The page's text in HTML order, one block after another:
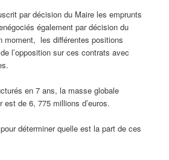
par décision du Maire les emprunts
également par décision du
moment, les différentes positions
l’opposition sur ces contrats avec
en 7 ans, la masse globale
est de 6, 775 millions d’euros.
déterminer quelle est la part de ces